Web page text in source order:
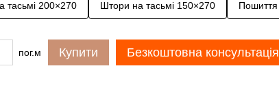
тасьмі 200×270 Штори на тасьмі 150×270 Пошиття
пог.м Купити Безкоштовна консультація